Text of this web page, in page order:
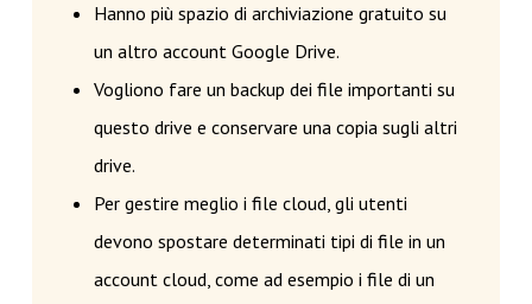
Hanno più spazio di archiviazione gratuito su
un altro account Google Drive.
Vogliono fare un backup dei file importanti su
questo drive e conservare una copia sugli altri
drive.
Per gestire meglio i file cloud, gli utenti
devono spostare determinati tipi di file in un
account cloud, come ad esempio i file di un